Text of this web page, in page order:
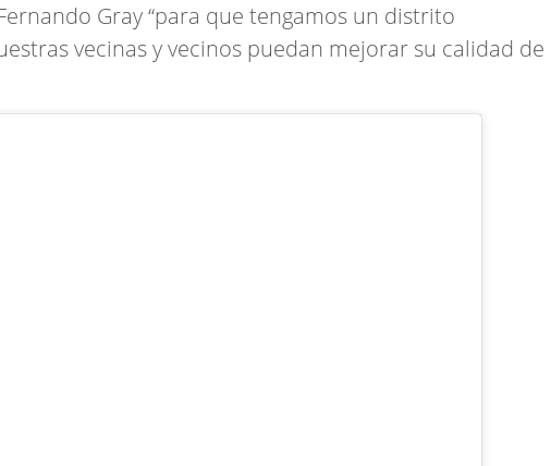
Gray “para que tengamos un distrito
vecinas y vecinos puedan mejorar su calidad de